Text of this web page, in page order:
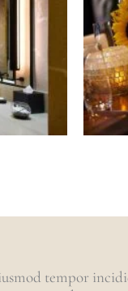
tempor